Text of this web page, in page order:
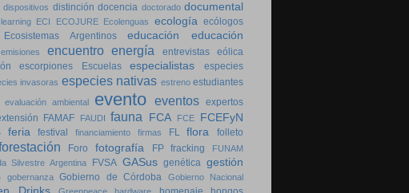
dispositivos distinción docencia doctorado documental
learning ECI ECOJURE Ecolenguas ecología ecólogos
Ecosistemas Argentinos educación
educación
emisiones encuentro energía entrevistas
eólica
escorpiones Escuelas especialistas
especies
invasoras especies nativas estreno estudiantes
evaluación ambiental evento eventos expertos
FAMAF FAUDI fauna FCA FCE FCEFyN
feria festival financiamiento firmas FL flora
folleto
Foro fotografía FP fracking
FUNAM
Silvestre Argentina
FVSA GASus genética gestión
gobernanza Gobierno de Córdoba
Gobierno Nacional